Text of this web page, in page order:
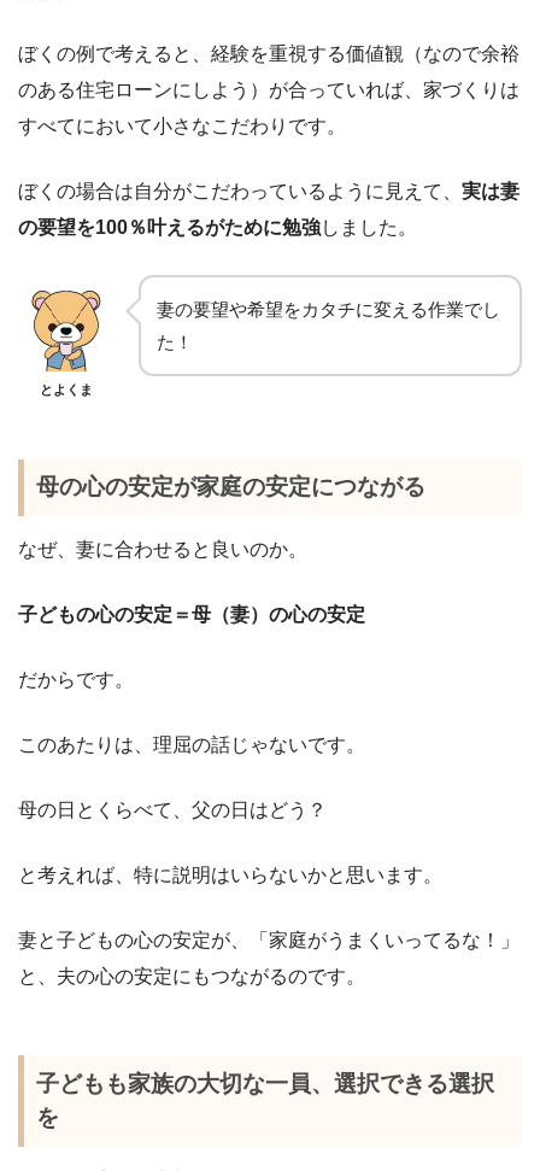
ぼくの例で考えると、経験を重視する価値観（なので余裕
のある住宅ローンにしよう）が合っていれば、家づくりは
すべてにおいて小さなこだわりです。
ぼくの場合は自分がこだわっているように見えて、 実は妻
の要望を100％叶えるがために勉強しました。
とよくま
妻の要望や希望をカタチに変える作業でし
た！
母の心の安定が家庭の安定につながる
なぜ、妻に合わせると良いのか。
子どもの心の安定＝母（妻）の心の安定
だからです。
このあたりは、理屈の話じゃないです。
母の日とくらべて、父の日はどう？
と考えれば、特に説明はいらないかと思います。
妻と子どもの心の安定が、「家庭がうまくいってるな！」
と、夫の心の安定にもつながるのです。
子どもも家族の大切な一員、選択できる選択
を